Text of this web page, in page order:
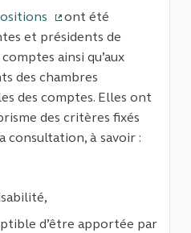
(Lien externe)
ont été
et présidents de
ainsi qu’aux
des chambres
des comptes. Elles ont
des critères fixés
consultation, à savoir :
d’être apportée par